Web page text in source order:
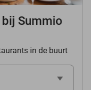
Summio
in de buurt